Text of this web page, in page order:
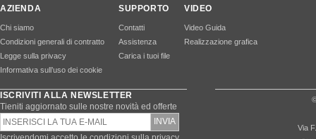
AZIENDA
Chi siamo
Condizioni generali di contratto
Legge sulla privacy
Informativa sull’uso dei cookie
SUPPORTO
Contatti
Assistenza
Carica i tuoi file
VIDEO
Video Guida
Realizzazione grafica
ISCRIVITI ALLA NEWSLETTER
Tieniti aggiornato sulle nostre novità ed offerte
Via